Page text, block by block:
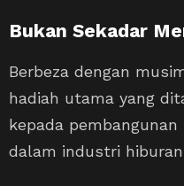
Bukan Sekadar
Berbeza dengan
hadiah utama yang
kepada pembangunan
dalam industri